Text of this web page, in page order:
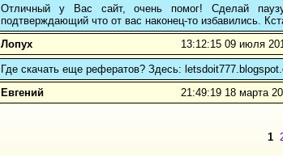
Отличный у Вас сайт, очень помог! Сделай
подтверждающий что от вас наконец-то избавились.
Лопух
13:12:15 09 июля
Где скачать еще рефератов? Здесь:
Евгений
21:49:19 18 марта
1